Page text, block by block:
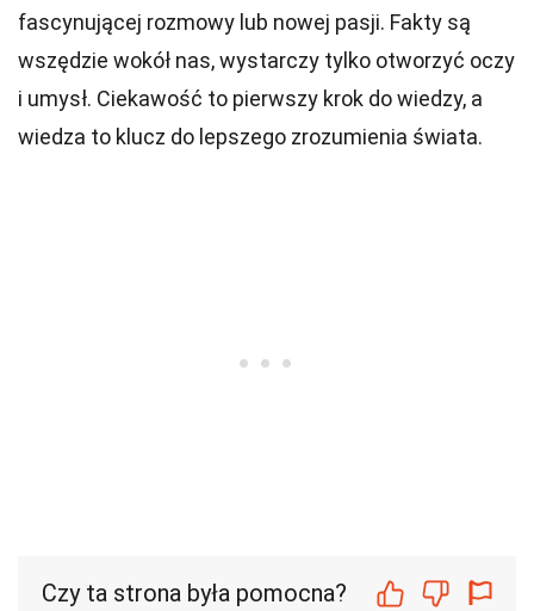
fascynującej rozmowy lub nowej pasji. Fakty są
wszędzie wokół nas, wystarczy tylko otworzyć oczy
i umysł. Ciekawość to pierwszy krok do wiedzy, a
wiedza to klucz do lepszego zrozumienia świata.
Czy ta strona była pomocna?